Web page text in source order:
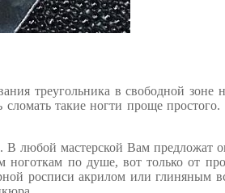
треугольника в свободной зоне
такие ногти проще
любой мастерской Вам предложат
ноготкам по душе, вот только от
росписи акрилом или глиняным